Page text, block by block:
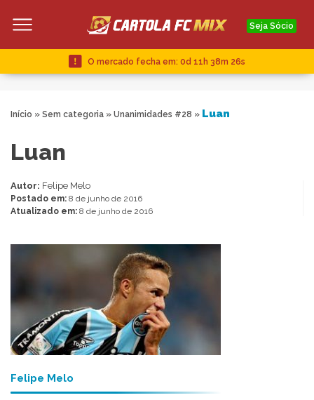
Seja Sócio
O mercado fecha em: 0d 11h 38m 25s
Início » Sem categoria » Unanimidades #28 » Luan
Luan
Autor: Felipe Melo
Postado em: 8 de junho de 2016
Atualizado em: 8 de junho de 2016
Felipe Melo